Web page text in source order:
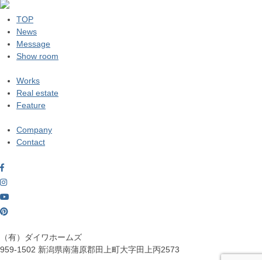
TOP
News
Message
Show room
Works
Real estate
Feature
Company
Contact
（有）ダイワホームズ
959-1502 新潟県南蒲原郡田上町大字田上丙2573